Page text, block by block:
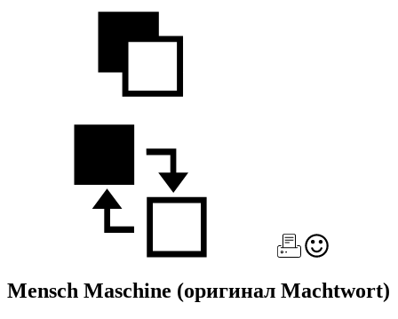
Mensch Maschine (оригинал Machtwort)